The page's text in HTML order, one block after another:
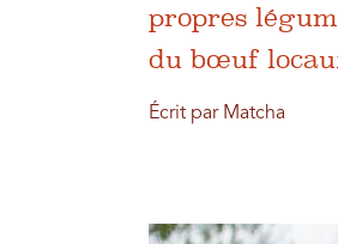
propres
du bœuf
Écrit par Matcha